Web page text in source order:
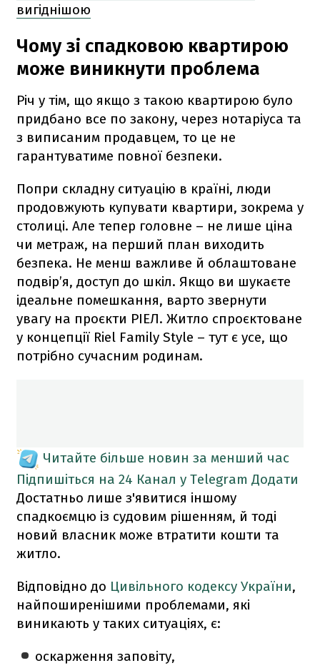
вигіднішою
Чому зі спадковою квартирою
може виникнути проблема
Річ у тім, що якщо з такою квартирою було
придбано все по закону, через нотаріуса та
з виписаним продавцем, то це не
гарантуватиме повної безпеки.
Попри складну ситуацію в країні, люди
продовжують купувати квартири, зокрема у
столиці. Але тепер головне – не лише ціна
чи метраж, на перший план виходить
безпека. Не менш важливе й облаштоване
подвір’я, доступ до шкіл. Якщо ви шукаєте
ідеальне помешкання, варто звернути
увагу на проєкти РІЕЛ. Житло спроєктоване
у концепції Riel Family Style – тут є усе, що
потрібно сучасним родинам.
Читайте більше новин за менший час
Підпишіться на 24 Канал у Telegram Додати
Достатньо лише з'явитися іншому
спадкоємцю із судовим рішенням, й тоді
новий власник може втратити кошти та
житло.
Відповідно до Цивільного кодексу України,
найпоширенішими проблемами, які
виникають у таких ситуаціях, є:
оскарження заповіту,